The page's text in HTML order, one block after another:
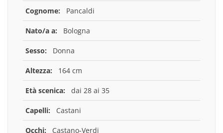
Cognome: Pancaldi
Nato/a a: Bologna
Sesso: Donna
Altezza: 164 cm
Età scenica: dai 28 ai 35
Capelli: Castani
Occhi: Castano-Verdi